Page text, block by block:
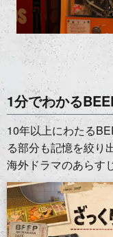
1分でわかる
10年以上にわたる
る部分も記憶を絞り
海外ドラマのあらす